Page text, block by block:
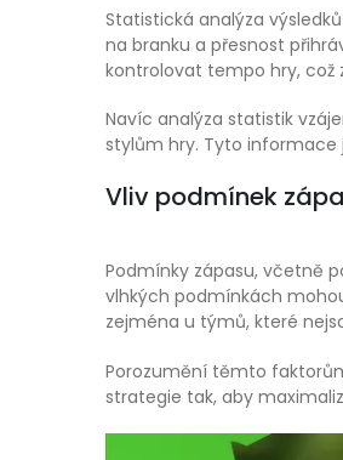
Statistická analýza
na branku a přesnost
kontrolovat tempo hry, což
Navíc analýza statistik
stylům hry. Tyto informace
Vliv podmínek
Podmínky zápasu, včetně
vlhkých podmínkách
zejména u týmů, které
Porozumění těmto
strategie tak, aby